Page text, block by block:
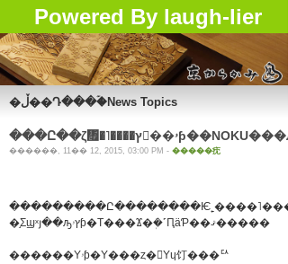
Powered By laugh-lier
�ڵ��Դ���ۡ�News Topics
������, 11�� 12, 2015, 03:00 PM - �����㽸
�֣Σϣˣյ��ԡץۥƥ�Τ���Ϫ�ܲ�˹ԤäƤ��ޤ�����
������Υۥƥ�Υ���ȥ�󥹤Υɥ饤���ꥢ